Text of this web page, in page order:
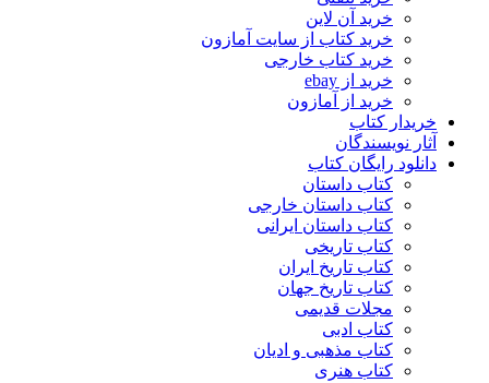
خرید آن لاین
خرید کتاب از سایت آمازون
خرید کتاب خارجی
خرید از ebay
خرید از آمازون
خریدار کتاب
آثار نویسندگان
دانلود رایگان کتاب
کتاب داستان
کتاب داستان خارجی
کتاب داستان ایرانی
کتاب تاریخی
کتاب تاریخ ایران
کتاب تاریخ جهان
مجلات قدیمی
کتاب ادبی
کتاب مذهبی و ادیان
کتاب هنری